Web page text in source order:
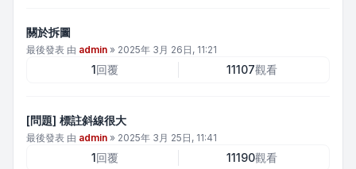
關於拆圖
最後發表 由 admin » 2025年 3月 26日, 11:21
1回覆 11107觀看
[問題] 標註斜線很大
最後發表 由 admin » 2025年 3月 25日, 11:41
1回覆 11190觀看